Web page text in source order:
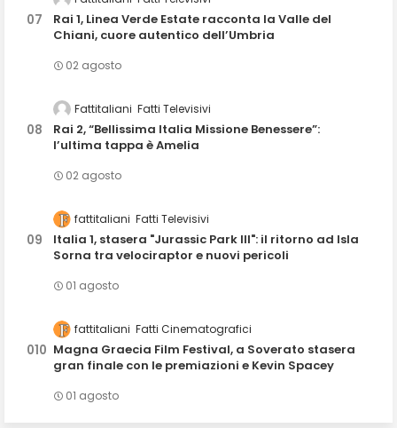
Rai 1, Linea Verde Estate racconta la Valle del
Chiani, cuore autentico dell’Umbria
02 agosto
Fattitaliani Fatti Televisivi
Rai 2, “Bellissima Italia Missione Benessere”:
l’ultima tappa è Amelia
02 agosto
fattitaliani Fatti Televisivi
Italia 1, stasera "Jurassic Park III": il ritorno ad Isla
Sorna tra velociraptor e nuovi pericoli
01 agosto
fattitaliani Fatti Cinematografici
Magna Graecia Film Festival, a Soverato stasera
gran finale con le premiazioni e Kevin Spacey
01 agosto